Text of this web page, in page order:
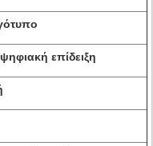
επίδειξη